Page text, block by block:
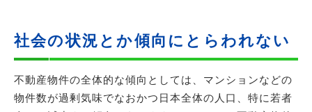
社会の状況とか傾向にとらわれない
不動産物件の全体的な傾向としては、マンションなどの
物件数が過剰気味でなおかつ日本全体の人口、特に若者